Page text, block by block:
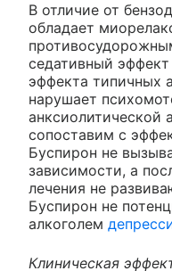
В отличие от
обладает
седативный эффект
эффекта типичных
нарушает
анксиолитической
сопоставим с
Буспирон не
зависимости, а
лечения не
Буспирон не
алкоголем
Клиническая